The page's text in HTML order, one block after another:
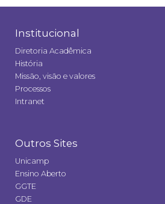
Institucional
Diretoria Acadêmica
História
Missão, visão e valores
Processos
Intranet
Outros Sites
Unicamp
Ensino Aberto
GGTE
GDE